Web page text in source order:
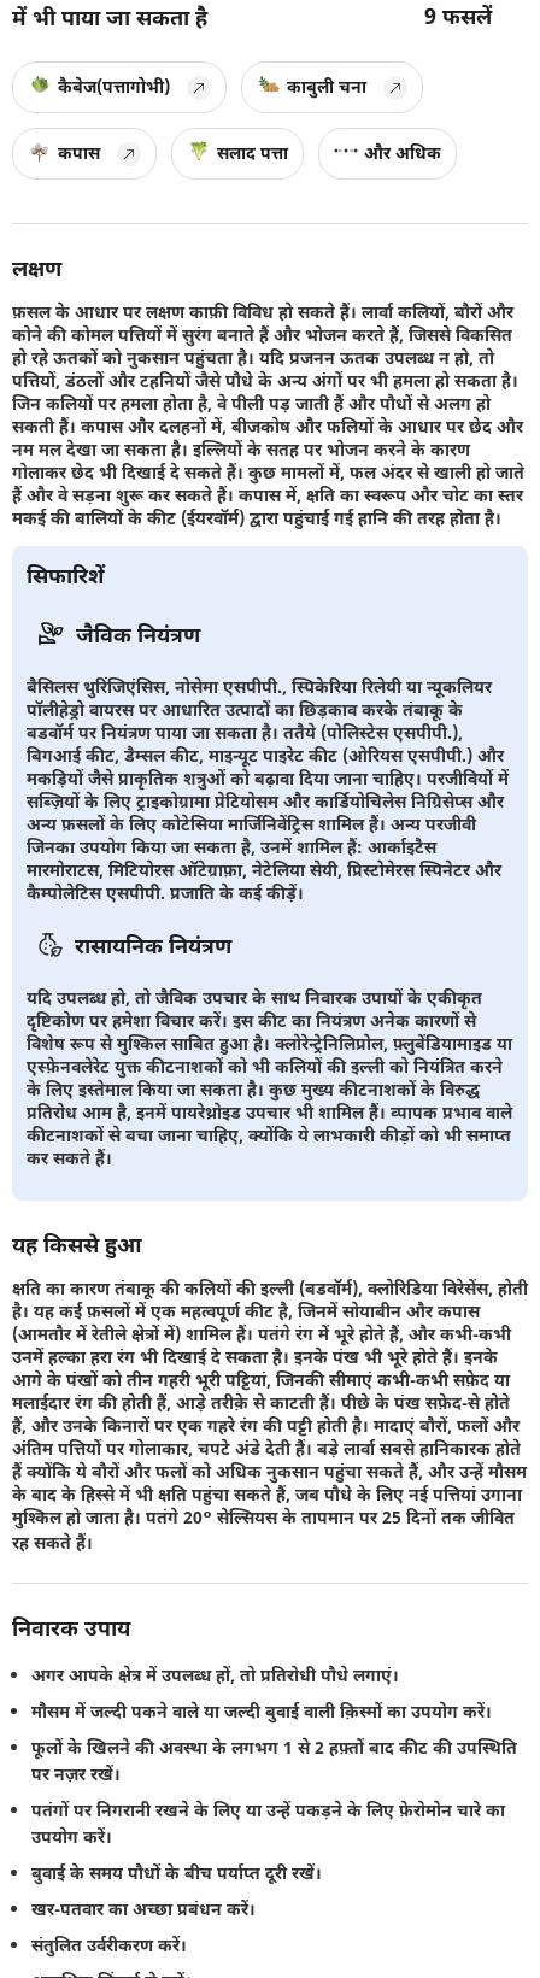
में भी पाया जा सकता है 9 फसलें
कैबेज(पत्तागोभी) काबुली चना
कपास सलाद पत्ता और अधिक
लक्षण
फ़सल के आधार पर लक्षण काफ़ी विविध हो सकते हैं। लार्वा कलियों, बौरों और
कोने की कोमल पत्तियों में सुरंग बनाते हैं और भोजन करते हैं, जिससे विकसित
हो रहे ऊतकों को नुकसान पहुंचता है। यदि प्रजनन ऊतक उपलब्ध न हो, तो
पत्तियों, डंठलों और टहनियों जैसे पौधे के अन्य अंगों पर भी हमला हो सकता है।
जिन कलियों पर हमला होता है, वे पीली पड़ जाती हैं और पौधों से अलग हो
सकती हैं। कपास और दलहनों में, बीजकोष और फलियों के आधार पर छेद और
नम मल देखा जा सकता है। इल्लियों के सतह पर भोजन करने के कारण
गोलाकर छेद भी दिखाई दे सकते हैं। कुछ मामलों में, फल अंदर से खाली हो जाते
हैं और वे सड़ना शुरू कर सकते हैं। कपास में, क्षति का स्वरूप और चोट का स्तर
मकई की बालियों के कीट (ईयरवॉर्म) द्वारा पहुंचाई गई हानि की तरह होता है।
सिफारिशें
जैविक नियंत्रण
बैसिलस थुरिंजिएंसिस, नोसेमा एसपीपी., स्पिकेरिया रिलेयी या न्यूकलियर
पॉलीहेड्रो वायरस पर आधारित उत्पादों का छिड़काव करके तंबाकू के
बडवॉर्म पर नियंत्रण पाया जा सकता है। ततैये (पोलिस्टेस एसपीपी.),
बिगआई कीट, डैम्सल कीट, माइन्यूट पाइरेट कीट (ओरियस एसपीपी.) और
मकड़ियों जैसे प्राकृतिक शत्रुओं को बढ़ावा दिया जाना चाहिए। परजीवियों में
सब्ज़ियों के लिए ट्राइकोग्रामा प्रेटियोसम और कार्डियोचिलेस निग्रिसेप्स और
अन्य फ़सलों के लिए कोटेसिया मार्जिनिवेंट्रिस शामिल हैं। अन्य परजीवी
जिनका उपयोग किया जा सकता है, उनमें शामिल हैं: आर्काइटैस
मारमोराटस, मिटियोरस ऑटेग्राफ़ा, नेटेलिया सेयी, प्रिस्टोमेरस स्पिनेटर और
कैम्पोलेटिस एसपीपी. प्रजाति के कई कीड़ें।
रासायनिक नियंत्रण
यदि उपलब्ध हो, तो जैविक उपचार के साथ निवारक उपायों के एकीकृत
दृष्टिकोण पर हमेशा विचार करें। इस कीट का नियंत्रण अनेक कारणों से
विशेष रूप से मुश्किल साबित हुआ है। क्लोरेन्ट्रेनिलिप्रोल, फ़्लुबेंडियामाइड या
एस्फ़ेनवलेरेट युक्त कीटनाशकों को भी कलियों की इल्ली को नियंत्रित करने
के लिए इस्तेमाल किया जा सकता है। कुछ मुख्य कीटनाशकों के विरुद्ध
प्रतिरोध आम है, इनमें पायरेथ्रोइड उपचार भी शामिल हैं। व्पापक प्रभाव वाले
कीटनाशकों से बचा जाना चाहिए, क्योंकि ये लाभकारी कीड़ों को भी समाप्त
कर सकते हैं।
यह किससे हुआ
क्षति का कारण तंबाकू की कलियों की इल्ली (बडवॉर्म), क्लोरिडिया विरेसेंस, होती
है। यह कई फ़सलों में एक महत्वपूर्ण कीट है, जिनमें सोयाबीन और कपास
(आमतौर में रेतीले क्षेत्रों में) शामिल हैं। पतंगे रंग में भूरे होते हैं, और कभी-कभी
उनमें हल्का हरा रंग भी दिखाई दे सकता है। इनके पंख भी भूरे होते हैं। इनके
आगे के पंखों को तीन गहरी भूरी पट्टियां, जिनकी सीमाएं कभी-कभी सफ़ेद या
मलाईदार रंग की होती हैं, आड़े तरीक़े से काटती हैं। पीछे के पंख सफ़ेद-से होते
हैं, और उनके किनारों पर एक गहरे रंग की पट्टी होती है। मादाएं बौरों, फलों और
अंतिम पत्तियों पर गोलाकार, चपटे अंडे देती हैं। बड़े लार्वा सबसे हानिकारक होते
हैं क्योंकि ये बौरों और फलों को अधिक नुकसान पहुंचा सकते हैं, और उन्हें मौसम
के बाद के हिस्से में भी क्षति पहुंचा सकते हैं, जब पौधे के लिए नई पत्तियां उगाना
मुश्किल हो जाता है। पतंगे 20° सेल्सियस के तापमान पर 25 दिनों तक जीवित
रह सकते हैं।
निवारक उपाय
अगर आपके क्षेत्र में उपलब्ध हों, तो प्रतिरोधी पौधे लगाएं।
मौसम में जल्दी पकने वाले या जल्दी बुवाई वाली क़िस्मों का उपयोग करें।
फूलों के खिलने की अवस्था के लगभग 1 से 2 हफ़्तों बाद कीट की उपस्थिति
पर नज़र रखें।
पतंगों पर निगरानी रखने के लिए या उन्हें पकड़ने के लिए फ़ेरोमोन चारे का
उपयोग करें।
बुवाई के समय पौधों के बीच पर्याप्त दूरी रखें।
खर-पतवार का अच्छा प्रबंधन करें।
संतुलित उर्वरीकरण करें।